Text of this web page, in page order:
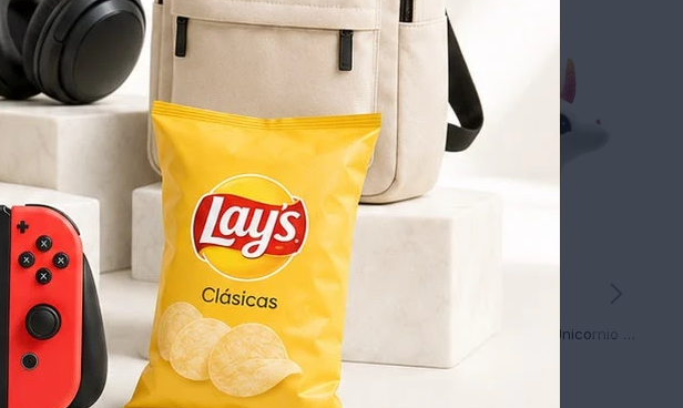
Minions Peluche 3D Lentes Plásticos mod. Henry Peluche Almohadón Phi Phi Toys Búho 40 cm
UYU 900 UYU 932
Peluche Phi Phi Toys Unicornio 40 Cm Tela Spandex
UYU